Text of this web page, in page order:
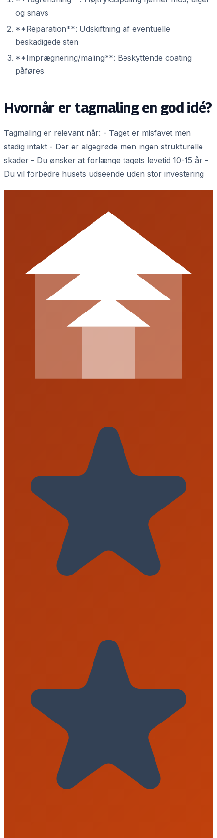
og snavs
**Reparation**: Udskiftning af eventuelle
beskadigede sten
**Imprægnering/maling**: Beskyttende coating
påføres
Hvornår er tagmaling en god idé?
Tagmaling er relevant når: - Taget er misfavet men
stadig intakt - Der er algegrøde men ingen strukturelle
skader - Du ønsker at forlænge tagets levetid 10-15 år -
Du vil forbedre husets udseende uden stor investering